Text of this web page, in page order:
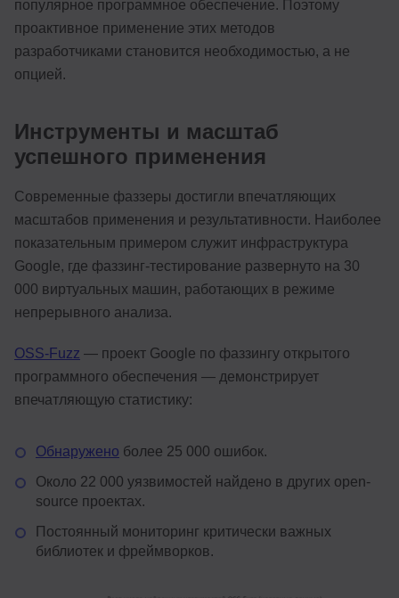
популярное программное обеспечение. Поэтому
проактивное применение этих методов
разработчиками становится необходимостью, а не
опцией.
Инструменты и масштаб
успешного применения
Современные фаззеры достигли впечатляющих
масштабов применения и результативности. Наиболее
показательным примером служит инфраструктура
Google, где фаззинг-тестирование развернуто на 30
000 виртуальных машин, работающих в режиме
непрерывного анализа.
OSS-Fuzz — проект Google по фаззингу открытого
программного обеспечения — демонстрирует
впечатляющую статистику:
Обнаружено более 25 000 ошибок.
Около 22 000 уязвимостей найдено в других open-
source проектах.
Постоянный мониторинг критически важных
библиотек и фреймворков.